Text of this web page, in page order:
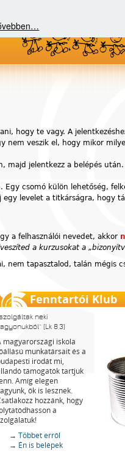
hogy te vagy. A
veszik el, hogy mikor
majd jelentkezz a belépés
csomó külön lehetőség,
levelet a titkárságra, hogy
a felhasználói nevedet, akkor
a kurzusokat a
nem tapasztalod, talán mégis
Fenntartói Klub
neki
(Lk 8,3)
magyarországi iskola
munkatársait és a
irodát mi,
támogatók tartjuk
Amíg elegen
ők is lesznek.
hozzánk, hogy
a
→ Többet erről
→ Én is belépek